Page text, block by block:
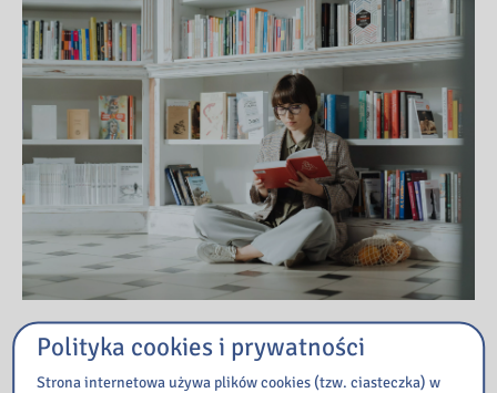
Przeczytaj
Polityka cookies i prywatności
Strona internetowa używa plików cookies (tzw. ciasteczka) w